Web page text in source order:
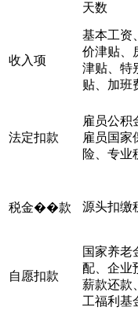
天数
收入项
基本工资
价津贴、
津贴、特
贴、加班
法定扣款
雇员公积
雇员国家
险、专业
税金��款 源头扣缴
自愿扣款
国家养老
配、企业
薪款还款
工福利基